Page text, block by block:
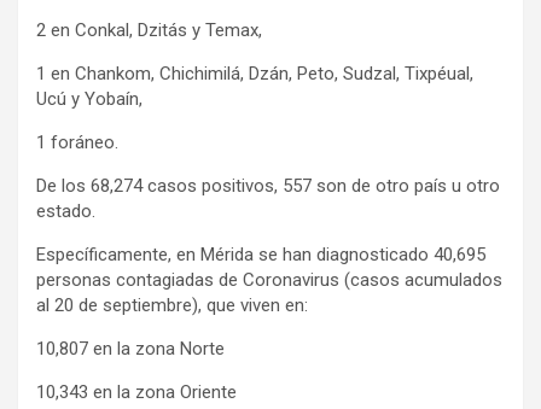
2 en Conkal, Dzitás y Temax,
1 en Chankom, Chichimilá, Dzán, Peto, Sudzal, Tixpéual,
Ucú y Yobaín,
1 foráneo.
De los 68,274 casos positivos, 557 son de otro país u otro
estado.
Específicamente, en Mérida se han diagnosticado 40,695
personas contagiadas de Coronavirus (casos acumulados
al 20 de septiembre), que viven en:
10,807 en la zona Norte
10,343 en la zona Oriente